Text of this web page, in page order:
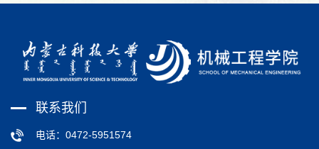
联系我们
电话：0472-5951574